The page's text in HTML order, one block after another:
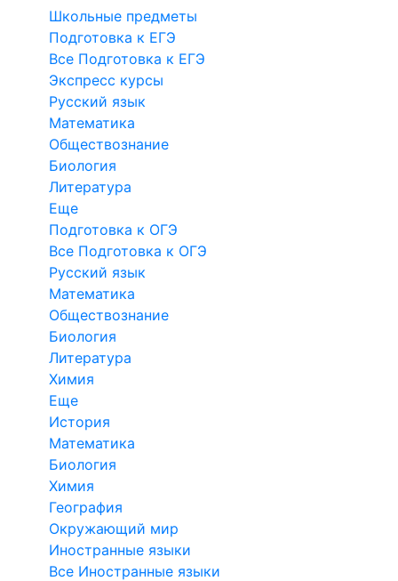
Школьные предметы
Подготовка к ЕГЭ
Все Подготовка к ЕГЭ
Экспресс курсы
Русский язык
Математика
Обществознание
Биология
Литература
Еще
Подготовка к ОГЭ
Все Подготовка к ОГЭ
Русский язык
Математика
Обществознание
Биология
Литература
Химия
Еще
История
Математика
Биология
Химия
География
Окружающий мир
Иностранные языки
Все Иностранные языки